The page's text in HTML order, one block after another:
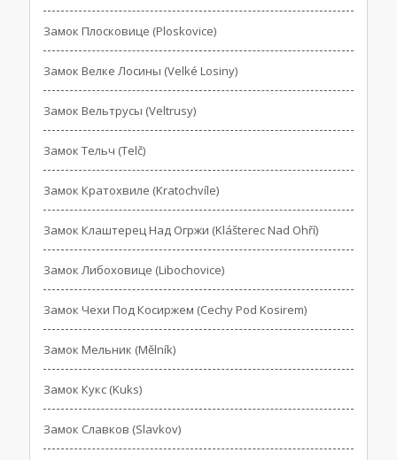
Замок Плосковице (Ploskovice)
Замок Велке Лосины (Velké Losiny)
Замок Вельтрусы (Veltrusy)
Замок Тельч (Telč)
Замок Кратохвиле (Kratochvíle)
Замок Клаштерец Над Огржи (Klášterec Nad Ohří)
Замок Либоховице (Libochovice)
Замок Чехи Под Косиржем (Cechy Pod Kosirem)
Замок Мельник (Mělník)
Замок Кукс (Kuks)
Замок Славков (Slavkov)